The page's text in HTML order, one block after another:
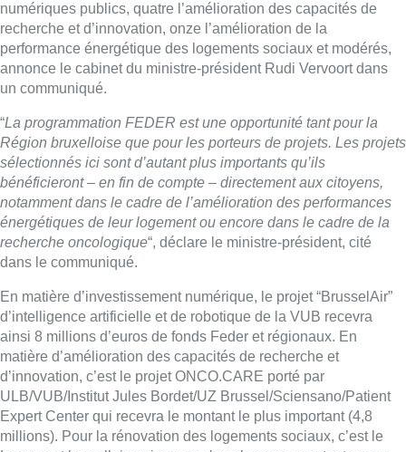
numériques publics, quatre l’amélioration des capacités de
recherche et d’innovation, onze l’amélioration de la
performance énergétique des logements sociaux et modérés,
annonce le cabinet du ministre-président Rudi Vervoort dans
un communiqué.
“La programmation FEDER est une opportunité tant pour la
Région bruxelloise que pour les porteurs de projets. Les projets
sélectionnés ici sont d’autant plus importants qu’ils
bénéficieront – en fin de compte – directement aux citoyens,
notamment dans le cadre de l’amélioration des performances
énergétiques de leur logement ou encore dans le cadre de la
recherche oncologique“, déclare le ministre-président, cité
dans le communiqué.
En matière d’investissement numérique, le projet “BrusselAir”
d’intelligence artificielle et de robotique de la VUB recevra
ainsi 8 millions d’euros de fonds Feder et régionaux. En
matière d’amélioration des capacités de recherche et
d’innovation, c’est le projet ONCO.CARE porté par
ULB/VUB/Institut Jules Bordet/UZ Brussel/Sciensano/Patient
Expert Center qui recevra le montant le plus important (4,8
millions). Pour la rénovation des logements sociaux, c’est le